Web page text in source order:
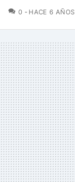
0 COMENTARIOS
HACE 6 AÑOS